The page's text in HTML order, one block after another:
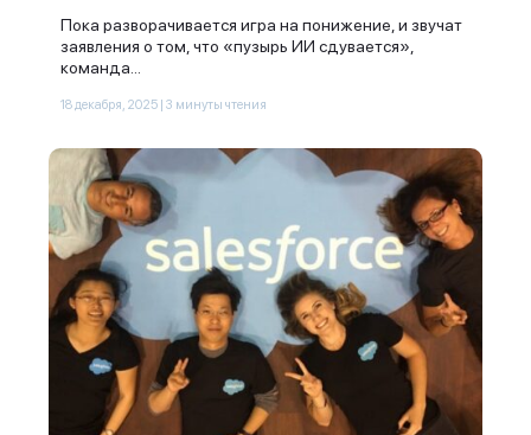
Пока разворачивается игра на понижение, и звучат
заявления о том, что «пузырь ИИ сдувается»,
команда...
18 декабря, 2025 | 3 минуты чтения